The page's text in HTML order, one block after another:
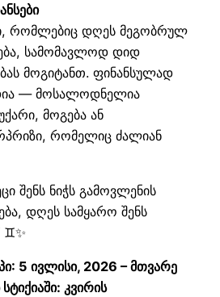
რომლებიც დღეს მეგობრულ
სამომავლოდ დიდ
მოგიტანთ. ფინანსულად
— მოსალოდნელია
მოგება ან
რომელიც ძალიან
შენს ნიჭს გამოვლენის
დღეს სამყარო შენს
5 ივლისი, 2026 – მთვარე
კვირის